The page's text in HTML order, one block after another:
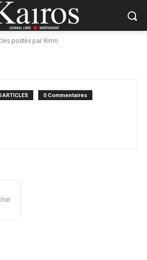
postés par Kimo
ARTICLES 0 Commentaires